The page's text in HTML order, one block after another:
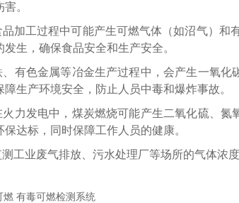
。
加工过程中可能产生可燃气体（如沼气）和
生，确保食品安全和生产安全。
有色金属等冶金生产过程中，会产生一氧
生产环境安全，防止人员中毒和爆炸事故。
力发电中，煤炭燃烧可能产生二氧化硫、
达标，同时保障工作人员的健康。
工业废气排放、污水处理厂等场所的气体浓